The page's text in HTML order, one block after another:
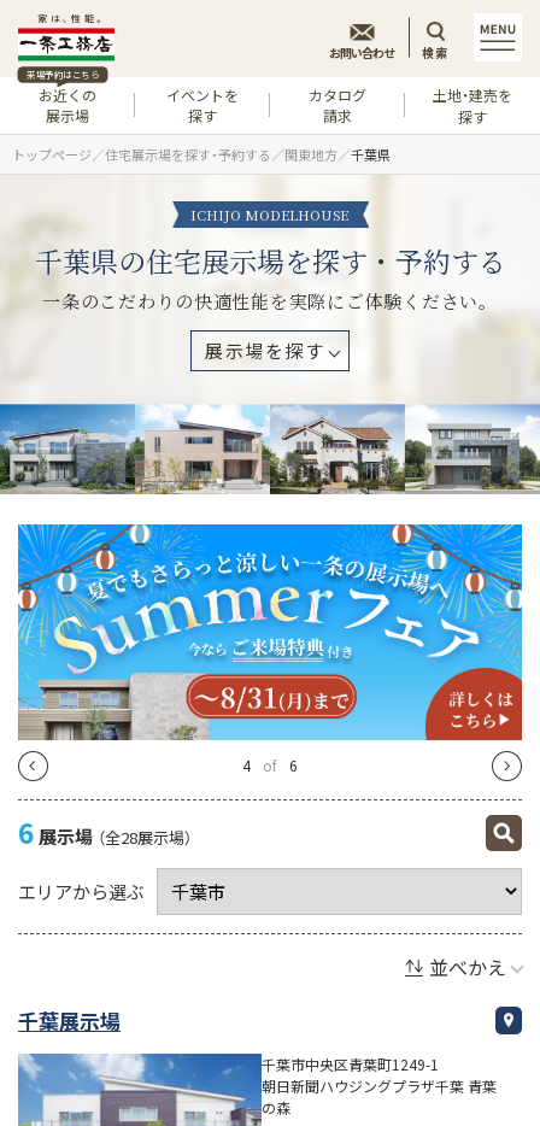
来場予約はこちら
お近くの
展示場
イベントを
探す
カタログ
請求
土地・建売を
探す
お問い合わせ 検索
トップページ 住宅展示場を探す・予約する 関東地方 千葉県
ICHIJO MODELHOUSE
千葉県の住宅展示場を探す・予約する
一条のこだわりの快適性能を実際にご体験ください。
展示場を探す
4 of 6
6 展示場 （全28展示場）
エリアから選ぶ
並べかえ
千葉展示場
千葉市中央区青葉町1249-1
朝日新聞ハウジングプラザ千葉 青葉
の森